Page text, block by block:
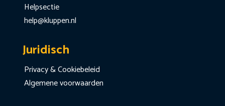
Helpsectie
help@kluppen.nl
Juridisch
Privacy & Cookiebeleid
Algemene voorwaarden